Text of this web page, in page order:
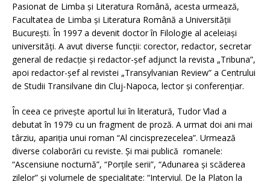
Pasionat de Limba şi Literatura Română, acesta urmează,
Facultatea de Limba și Literatura Română a Universității
București. În 1997 a devenit doctor în Filologie al aceleiași
universități. A avut diverse funcţii: corector, redactor, secretar
general de redacție și redactor-șef adjunct la revista „Tribuna”,
apoi redactor-șef al revistei „Transylvanian Review” a Centrului
de Studii Transilvane din Cluj-Napoca, lector şi conferenţiar.
În ceea ce priveşte aportul lui în literatură, Tudor Vlad a
debutat în 1979 cu un fragment de proză. A urmat doi ani mai
târziu, apariţia unui roman “Al cincisprezecelea”. Urmează
diverse colaborări cu reviste. Şi mai publică romanele:
“Ascensiune nocturnă”, “Porțile serii”, “Adunarea și scăderea
zilelor” și volumele de specialitate: “Interviul. De la Platon la